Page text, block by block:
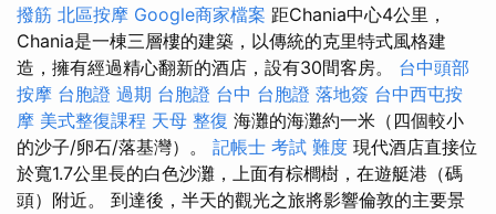
撥筋 北區按摩 Google商家檔案 距Chania中心4公里，
Chania是一棟三層樓的建築，以傳統的克里特式風格建
造，擁有經過精心翻新的酒店，設有30間客房。 台中頭部
按摩 台胞證 過期 台胞證 台中 台胞證 落地簽 台中西屯按
摩 美式整復課程 天母 整復 海灘的海灘約一米（四個較小
的沙子/卵石/落基灣）。 記帳士 考試 難度 現代酒店直接位
於寬1.7公里長的白色沙灘，上面有棕櫚樹，在遊艇港（碼
頭）附近。 到達後，半天的觀光之旅將影響倫敦的主要景